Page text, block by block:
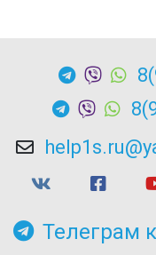
Телеграм